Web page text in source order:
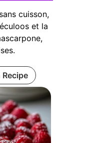
cuisson,
et la
Recipe